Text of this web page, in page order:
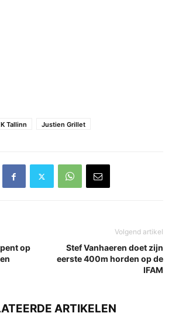
Tallinn Justien Grillet
op
Volgend artikel
Stef Vanhaeren doet zijn
eerste 400m horden op de
IFAM
ARTIKELEN